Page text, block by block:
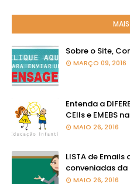
Sobre o Site,
MARÇO 09, 2016
Entenda a
CEIIs e EMEBS
MAIO 26, 2016
LISTA de Emails
conveniadas da
MAIO 26, 2016